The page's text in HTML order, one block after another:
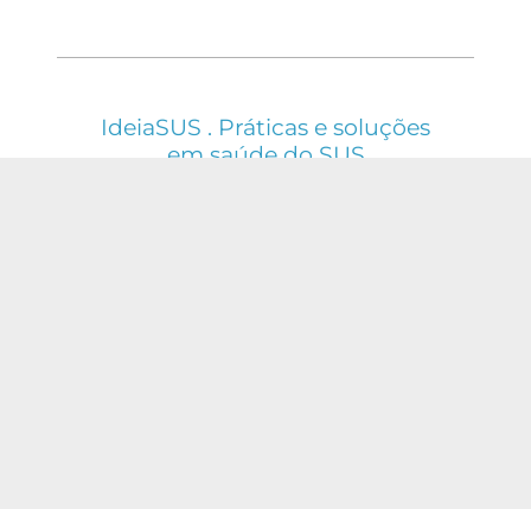
IdeiaSUS . Práticas e soluções
em saúde do SUS